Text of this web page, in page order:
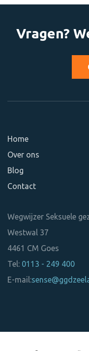
Vragen?
Home
Over ons
Blog
Contact
Wegwijzer Seksuele
Westwal 37
4461 CM Goes
Tel: 0113 - 249 400
E-mail: